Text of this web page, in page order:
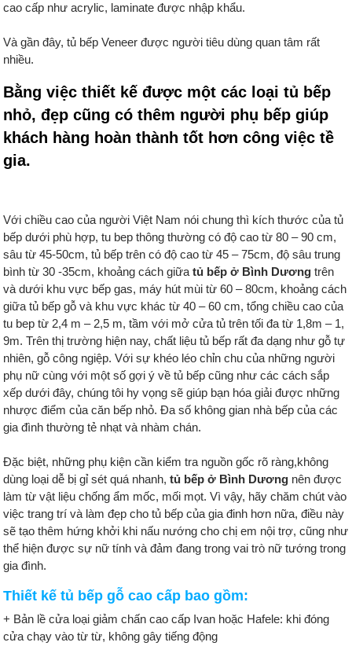
cao cấp như acrylic, laminate được nhập khẩu.
Và gần đây, tủ bếp Veneer được người tiêu dùng quan tâm rất
nhiều.
Bằng việc thiết kế được một các loại tủ bếp
nhỏ, đẹp cũng có thêm người phụ bếp giúp
khách hàng hoàn thành tốt hơn công việc tề
gia.
Với chiều cao của người Việt Nam nói chung thì kích thước của tủ
bếp dưới phù hợp, tu bep thông thường có độ cao từ 80 – 90 cm,
sâu từ 45-50cm, tủ bếp trên có độ cao từ 45 – 75cm, độ sâu trung
bình từ 30 -35cm, khoảng cách giữatủ bếp ở Bình Dương trên
và dưới khu vực bếp gas, máy hút mùi từ 60 – 80cm, khoảng cách
giữa tủ bếp gỗ và khu vực khác từ 40 – 60 cm, tổng chiều cao của
tu bep từ 2,4 m – 2,5 m, tầm với mở cửa tủ trên tối đa từ 1,8m – 1,
9m. Trên thị trường hiện nay, chất liệu tủ bếp rất đa dạng như gỗ tự
nhiên, gỗ công ngiệp. Với sự khéo léo chỉn chu của những người
phụ nữ cùng với một số gợi ý về tủ bếp cũng như các cách sắp
xếp dưới đây, chúng tôi hy vọng sẽ giúp bạn hóa giải được những
nhược điểm của căn bếp nhỏ. Đa số không gian nhà bếp của các
gia đình thường tẻ nhạt và nhàm chán.
Đặc biệt, những phụ kiện cần kiểm tra nguồn gốc rõ ràng,không
dùng loại dễ bị gỉ sét quá nhanh,tủ bếp ở Bình Dương nên được
làm từ vật liệu chống ẩm mốc, mối mọt. Vì vậy, hãy chăm chút vào
việc trang trí và làm đẹp cho tủ bếp của gia đinh hơn nữa, điều này
sẽ tạo thêm hứng khởi khi nấu nướng cho chị em nội trợ, cũng như
thể hiện được sự nữ tính và đảm đang trong vai trò nữ tướng trong
gia đình.
Thiết kế tủ bếp gỗ cao cấp bao gồm:
+ Bản lề cửa loại giảm chấn cao cấp Ivan hoặc Hafele: khi đóng
cửa chạy vào từ từ, không gây tiếng động